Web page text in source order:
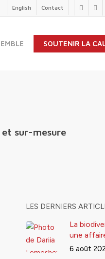
twitter
English Contact
SOUTENIR LA
sur-mesure
LES DERNIERS
La
une
6 août